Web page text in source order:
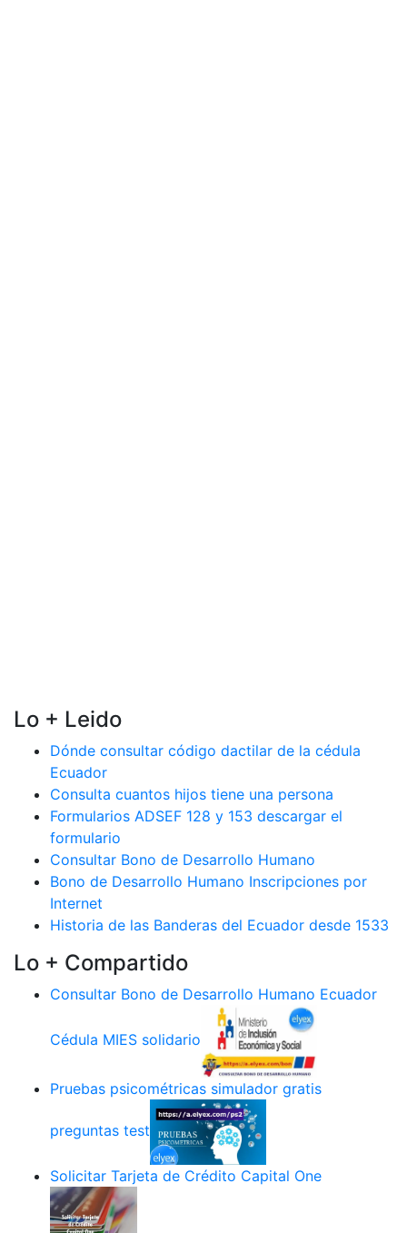
Lo + Leido
Dónde consultar código dactilar de la cédula
Ecuador
Consulta cuantos hijos tiene una persona
Formularios ADSEF 128 y 153 descargar el
formulario
Consultar Bono de Desarrollo Humano
Bono de Desarrollo Humano Inscripciones por
Internet
Historia de las Banderas del Ecuador desde 1533
Lo + Compartido
Consultar Bono de Desarrollo Humano Ecuador
Cédula MIES solidario
Pruebas psicométricas simulador gratis
preguntas test
Solicitar Tarjeta de Crédito Capital One